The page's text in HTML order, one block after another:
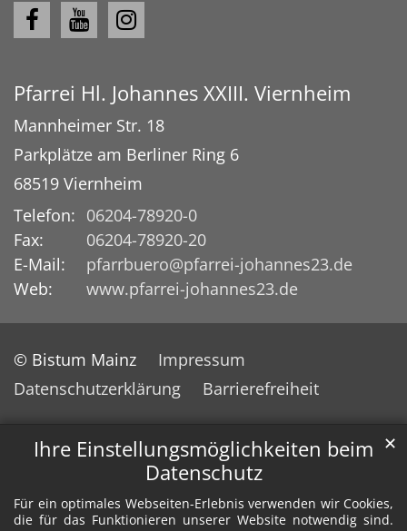
Ihre Einstellungsmöglichkeiten beim
Datenschutz
Für ein optimales Webseiten-Erlebnis verwenden wir Cookies,
die für das Funktionieren unserer Website notwendig sind.
✕
Pfarrei Hl. Johannes XXIII. Viernheim
Mannheimer Str. 18
Parkplätze am Berliner Ring 6
68519 Viernheim
Telefon: 06204-78920-0
Fax:
06204-78920-20
E-Mail:
pfarrbuero@pfarrei-johannes23.de
Web:
www.pfarrei-johannes23.de
© Bistum Mainz
Impressum
Datenschutzerklärung
Barrierefreiheit